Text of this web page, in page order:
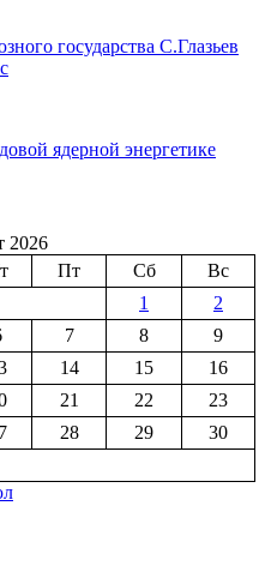
государства С.Глазьев
ядерной энергетике
2026
Пт Сб
Вс
1
2
7 8
9
14 15
16
21 22
23
28 29
30